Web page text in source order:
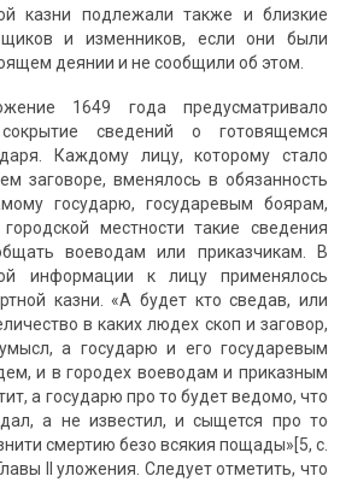
казни подлежали также и близкие
и изменников, если они были
деянии и не сообщили об этом.
1649 года предусматривало
сведений о готовящемся
Каждому лицу, которому стало
заговоре, вменялось в обязанность
государю, государевым боярам,
местности такие сведения
воеводам или приказчикам. В
информации к лицу применялось
казни. «А будет кто сведав, или
в каких людех скоп и заговор,
а государю и его государевым
и в городех воеводам и приказным
а государю про то будет ведомо, что
а не известил, и сыщется про то
смертию безо всякия пощады»[5, с.
II уложения. Следует отметить, что